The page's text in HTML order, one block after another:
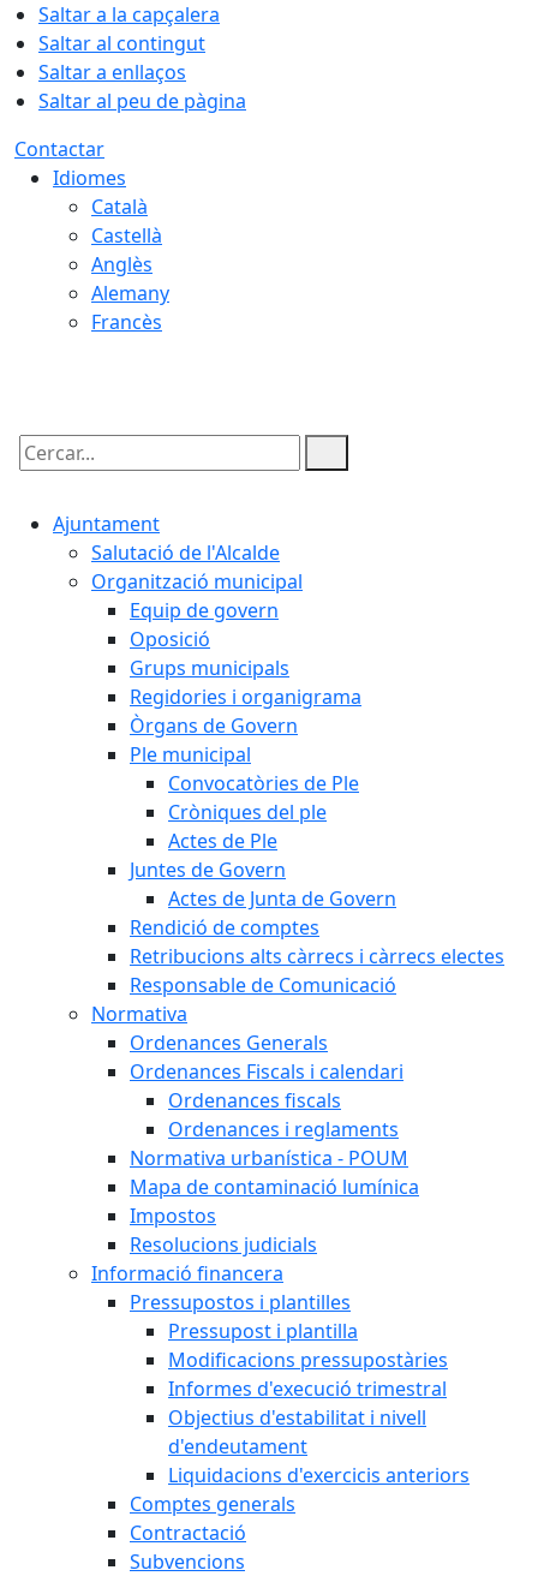
Saltar a la capçalera
Saltar al contingut
Saltar a enllaços
Saltar al peu de pàgina
Contactar
Idiomes
Català
Castellà
Anglès
Alemany
Francès
Cercar:
Ajuntament
Salutació de l'Alcalde
Organització municipal
Equip de govern
Oposició
Grups municipals
Regidories i organigrama
Òrgans de Govern
Ple municipal
Convocatòries de Ple
Cròniques del ple
Actes de Ple
Juntes de Govern
Actes de Junta de Govern
Rendició de comptes
Retribucions alts càrrecs i càrrecs electes
Responsable de Comunicació
Normativa
Ordenances Generals
Ordenances Fiscals i calendari
Ordenances fiscals
Ordenances i reglaments
Normativa urbanística - POUM
Mapa de contaminació lumínica
Impostos
Resolucions judicials
Informació financera
Pressupostos i plantilles
Pressupost i plantilla
Modificacions pressupostàries
Informes d'execució trimestral
Objectius d'estabilitat i nivell
d'endeutament
Liquidacions d'exercicis anteriors
Comptes generals
Contractació
Subvencions